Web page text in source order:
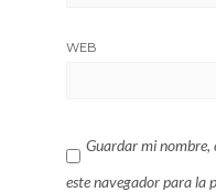
WEB
Guardar mi nombre,
este navegador para la